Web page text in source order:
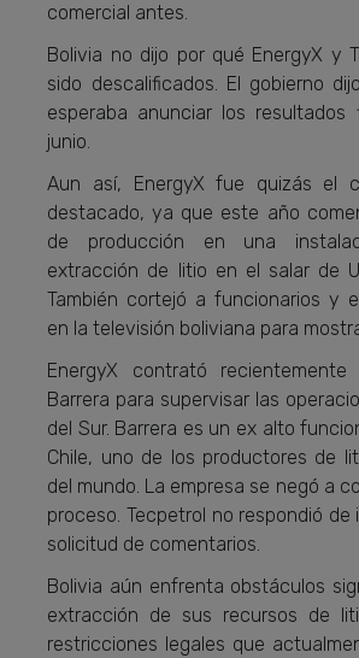
comercial antes.
Bolivia no dijo por qué EnergyX y
sido descalificados. El gobierno
esperaba anunciar los resultados
junio.
Aun así, EnergyX fue quizás el
destacado, ya que este año
de producción en una
extracción de litio en el salar de
También cortejó a funcionarios y
en la televisión boliviana para
EnergyX contrató
Barrera para supervisar las
del Sur. Barrera es un ex alto
Chile, uno de los productores de
del mundo. La empresa se negó a
proceso. Tecpetrol no respondió de
solicitud de comentarios.
Bolivia aún enfrenta obstáculos
extracción de sus recursos de
restricciones legales que